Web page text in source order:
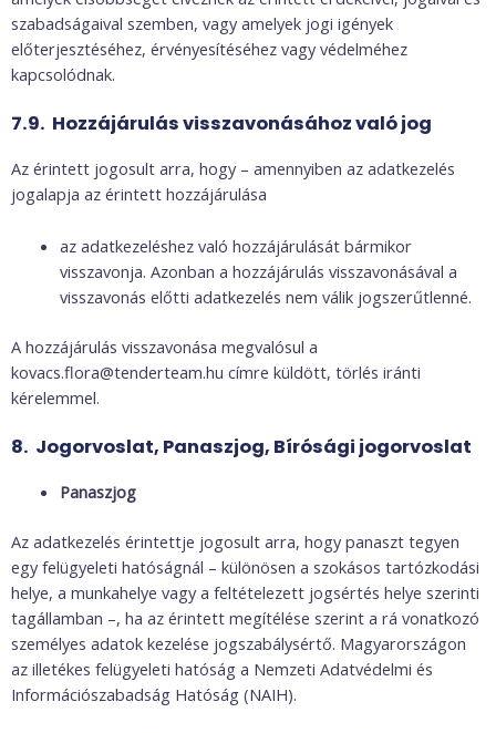
szabadságaival szemben, vagy amelyek jogi igények
előterjesztéséhez, érvényesítéséhez vagy védelméhez
kapcsolódnak.
7.9. Hozzájárulás visszavonásához való jog
Az érintett jogosult arra, hogy – amennyiben az adatkezelés
jogalapja az érintett hozzájárulása
az adatkezeléshez való hozzájárulását bármikor
visszavonja. Azonban a hozzájárulás visszavonásával a
visszavonás előtti adatkezelés nem válik jogszerűtlenné.
A hozzájárulás visszavonása megvalósul a
kovacs.flora@tenderteam.hu címre küldött, törlés iránti
kérelemmel.
8. Jogorvoslat, Panaszjog, Bírósági jogorvoslat
Panaszjog
Az adatkezelés érintettje jogosult arra, hogy panaszt tegyen
egy felügyeleti hatóságnál – különösen a szokásos tartózkodási
helye, a munkahelye vagy a feltételezett jogsértés helye szerinti
tagállamban –, ha az érintett megítélése szerint a rá vonatkozó
személyes adatok kezelése jogszabálysértő. Magyarországon
az illetékes felügyeleti hatóság a Nemzeti Adatvédelmi és
Információszabadság Hatóság (NAIH).